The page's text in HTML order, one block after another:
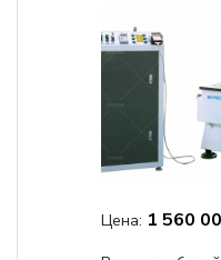
Цена: 1 560